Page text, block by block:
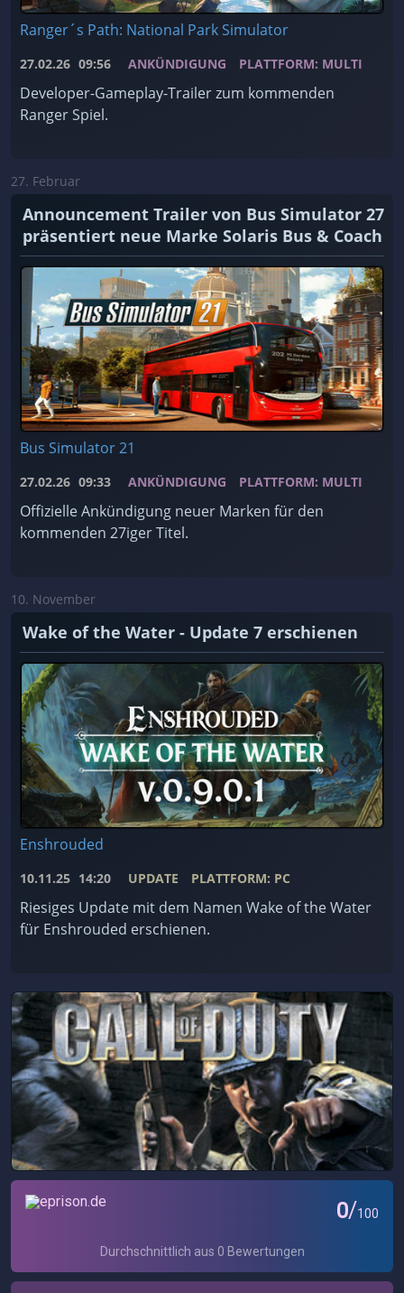
Ranger´s Path: National Park Simulator
27.02.26 09:56 ANKÜNDIGUNG PLATTFORM: MULTI
Developer-Gameplay-Trailer zum kommenden
Ranger Spiel.
27. Februar
Announcement Trailer von Bus Simulator 27
präsentiert neue Marke Solaris Bus & Coach
Bus Simulator 21
27.02.26 09:33 ANKÜNDIGUNG PLATTFORM: MULTI
Offizielle Ankündigung neuer Marken für den
kommenden 27iger Titel.
10. November
Wake of the Water - Update 7 erschienen
Enshrouded
10.11.25 14:20 UPDATE PLATTFORM: PC
Riesiges Update mit dem Namen Wake of the Water
für Enshrouded erschienen.